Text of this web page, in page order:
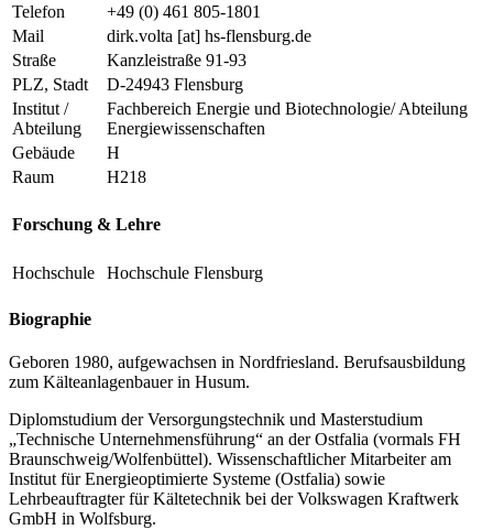
Telefon
+49 (0) 461 805-1801
Mail
dirk.volta [at] hs-flensburg.de
Straße
Kanzleistraße 91-93
PLZ, Stadt
D-24943 Flensburg
Institut /
Abteilung
Fachbereich Energie und Biotechnologie/ Abteilung
Energiewissenschaften
Gebäude
H
Raum
H218
Forschung & Lehre
Hochschule Hochschule Flensburg
Biographie
Geboren 1980, aufgewachsen in Nordfriesland. Berufsausbildung
zum Kälteanlagenbauer in Husum.
Diplomstudium der Versorgungstechnik und Masterstudium
„Technische Unternehmensführung“ an der Ostfalia (vormals FH
Braunschweig/Wolfenbüttel). Wissenschaftlicher Mitarbeiter am
Institut für Energieoptimierte Systeme (Ostfalia) sowie
Lehrbeauftragter für Kältetechnik bei der Volkswagen Kraftwerk
GmbH in Wolfsburg.